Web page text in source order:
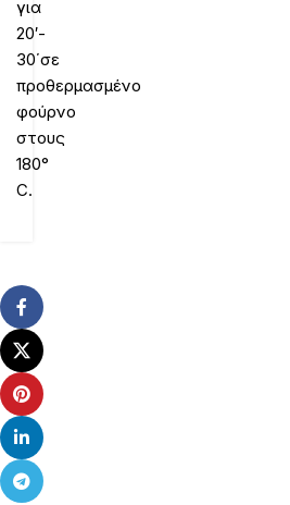
για
20′-
30΄σε
προθερμασμένο
φούρνο
στους
180°
C.